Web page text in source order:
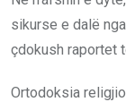
sikurse e dalë
çdokush raportet
Ortodoksia